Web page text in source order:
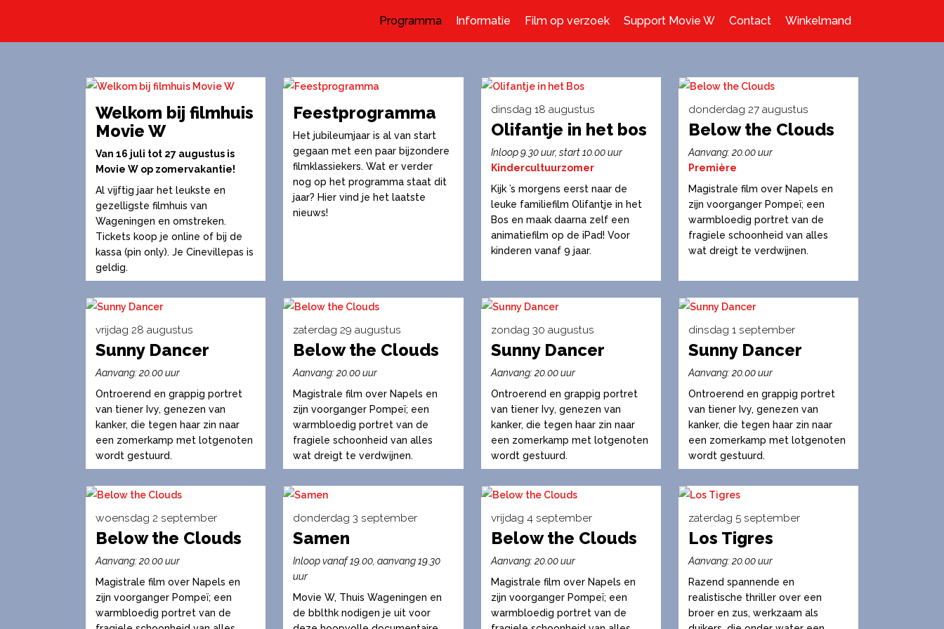
Programma Informatie Film op verzoek Support Movie W Contact Winkelmand
Welkom bij filmhuis
Movie W
Van 16 juli tot 27 augustus is
Movie W op zomervakantie!
Al vijftig jaar het leukste en
gezelligste filmhuis van
Wageningen en omstreken.
Tickets koop je online of bij de
kassa (pin only). Je Cinevillepas is
geldig.
Feestprogramma
Het jubileumjaar is al van start
gegaan met een paar bijzondere
filmklassiekers. Wat er verder
nog op het programma staat dit
jaar? Hier vind je het laatste
nieuws!
dinsdag 18 augustus
Dit
product
heeft
meerdere
variaties.
Deze
optie
op
de
productpagina
Olifantje in het bos
Inloop 9.30 uur, start 10.00 uur
Kindercultuurzomer
Kijk ’s morgens eerst naar de
leuke familiefilm Olifantje in het
Bos en maak daarna zelf een
animatiefilm op de iPad! Voor
kinderen vanaf 9 jaar.
donderdag 27 augustus
product
heeft
meerdere
variaties.
Deze
optie
op
de
productpagina
Below the Clouds
Aanvang: 20.00 uur
Première
Magistrale film over Napels en
zijn voorganger Pompeï; een
warmbloedig portret van de
fragiele schoonheid van alles
wat dreigt te verdwijnen.
vrijdag 28 augustus
Dit
product
heeft
meerdere
variaties.
Deze
optie
gekozen
worden
op
productpagina
Sunny Dancer
Aanvang: 20.00 uur
Ontroerend en grappig portret
van tiener Ivy, genezen van
kanker, die tegen haar zin naar
een zomerkamp met lotgenoten
wordt gestuurd.
zaterdag 29 augustus
product
heeft
meerdere
variaties.
Deze
optie
gekozen
worden
op
productpagina
Below the Clouds
Aanvang: 20.00 uur
Magistrale film over Napels en
zijn voorganger Pompeï; een
warmbloedig portret van de
fragiele schoonheid van alles
wat dreigt te verdwijnen.
zondag 30 augustus
Dit
product
heeft
meerdere
variaties.
Deze
optie
gekozen
worden
op
productpagina
Sunny Dancer
Aanvang: 20.00 uur
Ontroerend en grappig portret
van tiener Ivy, genezen van
kanker, die tegen haar zin naar
een zomerkamp met lotgenoten
wordt gestuurd.
dinsdag 1 september
Dit
product
heeft
meerdere
variaties.
Deze
optie
gekozen
worden
op
productpagina
Sunny Dancer
Aanvang: 20.00 uur
Ontroerend en grappig portret
van tiener Ivy, genezen van
kanker, die tegen haar zin naar
een zomerkamp met lotgenoten
wordt gestuurd.
woensdag 2 september
product
heeft
meerdere
variaties.
Below the Clouds
Aanvang: 20.00 uur
Magistrale film over Napels en
zijn voorganger Pompeï; een
warmbloedig portret van de
donderdag 3 september
Dit
product
heeft
meerdere
variaties.
Samen
Inloop vanaf 19.00, aanvang 19.30
uur
Movie W, Thuis Wageningen en
de bblthk nodigen je uit voor
vrijdag 4 september
product
heeft
meerdere
variaties.
Below the Clouds
Aanvang: 20.00 uur
Magistrale film over Napels en
zijn voorganger Pompeï; een
warmbloedig portret van de
zaterdag 5 september
product
heeft
meerdere
variaties.
Los Tigres
Aanvang: 20.00 uur
Razend spannende en
realistische thriller over een
broer en zus, werkzaam als